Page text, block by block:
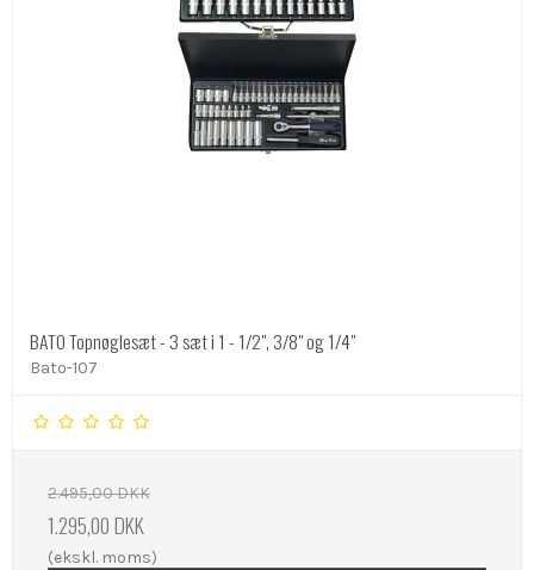
BATO Topnøglesæt - 3 sæt i 1 - 1/2", 3/8" og 1/4"
Bato-107
2.495,00 DKK
1.295,00 DKK
(ekskl. moms)